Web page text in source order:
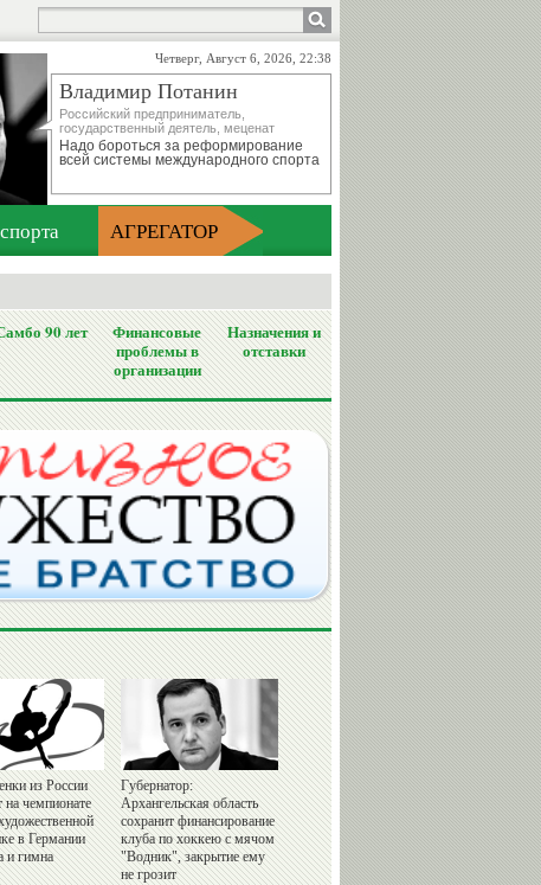
Четверг, Август 6, 2026, 22:38
Владимир Потанин
Российский предприниматель,
государственный деятель, меценат
Надо бороться за реформирование
всей системы международного спорта
АГРЕГАТОР
90 лет
Финансовые
проблемы в
организации
Назначения и
отставки
из России
на чемпионате
в Германии
и гимна
Губернатор:
Архангельская область
сохранит финансирование
клуба по хоккею с мячом
"Водник", закрытие ему
не грозит